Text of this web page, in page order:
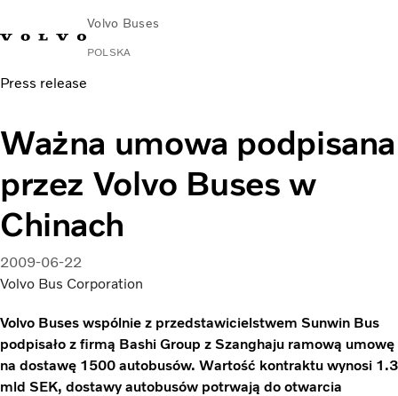
Volvo Buses
POLSKA
Press release
Ważna umowa podpisana
przez Volvo Buses w
Chinach
2009-06-22
Volvo Bus Corporation
Volvo Buses wspólnie z przedstawicielstwem Sunwin Bus
podpisało z firmą Bashi Group z Szanghaju ramową umowę
na dostawę 1500 autobusów. Wartość kontraktu wynosi 1.3
mld SEK, dostawy autobusów potrwają do otwarcia